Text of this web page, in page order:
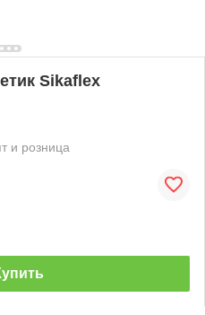
Sikaflex
и розница